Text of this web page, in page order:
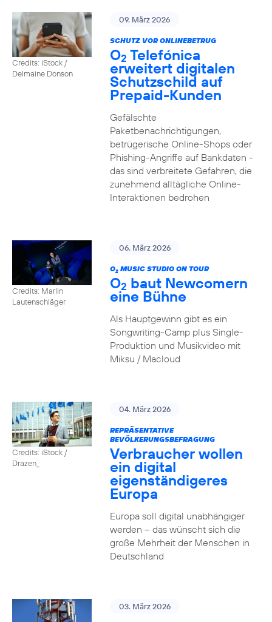
Credits: iStock /
Delmaine Donson
09. März 2026
SCHUTZ VOR ONLINEBETRUG
O2 Telefónica
erweitert digitalen
Schutzschild auf
Prepaid-Kunden
Gefälschte
Paketbenachrichtigungen,
betrügerische Online-Shops oder
Phishing-Angriffe auf Bankdaten -
das sind verbreitete Gefahren, die
zunehmend alltägliche Online-
Interaktionen bedrohen
Credits: Marlin
Lautenschläger
06. März 2026
O2MUSIC STUDIO ON TOUR
O2 baut Newcomern
eine Bühne
Als Hauptgewinn gibt es ein
Songwriting-Camp plus Single-
Produktion und Musikvideo mit
Miksu / Macloud
Credits: iStock /
Drazen_
04. März 2026
REPRÄSENTATIVE
BEVÖLKERUNGSBEFRAGUNG
Verbraucher wollen
ein digital
eigenständigeres
Europa
Europa soll digital unabhängiger
werden – das wünscht sich die
große Mehrheit der Menschen in
Deutschland
03. März 2026